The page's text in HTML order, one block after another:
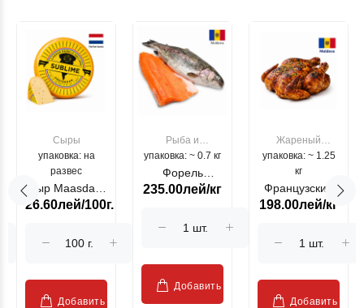
Сыры
упаковка: на
развес
Сыр Maasdam
Sublime Cow
26.60лей/100г.
Добавить
Рыба и
морепродукты
упаковка: ~ 0.7 кг
Форель
лососевая
Moldovenesc"
235.00лей/кг
Добавить
Жареный
цыпленок
упаковка: ~ 1.25
кг
Французский
гриль, кг
198.00лей/кг
Добавить